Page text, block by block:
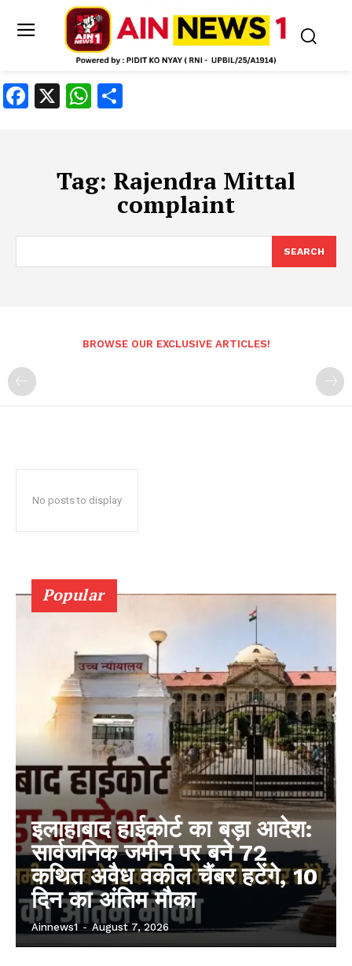
Facebook
X WhatsApp
Tag: Rajendra Mittal
complaint
SEARCH
BROWSE OUR EXCLUSIVE ARTICLES!
No posts to display
Popular
इलाहाबाद हाईकोर्ट का बड़ा आदेश:
सार्वजनिक जमीन पर बने 72
कथित अवैध वकील चैंबर हटेंगे, 10
दिन का अंतिम मौका
Ainnews1 - August 7, 2026